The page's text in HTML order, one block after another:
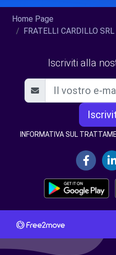
Home Page
FRATELLI CARDILLO
Iscriviti alla
INFORMATIVA SUL